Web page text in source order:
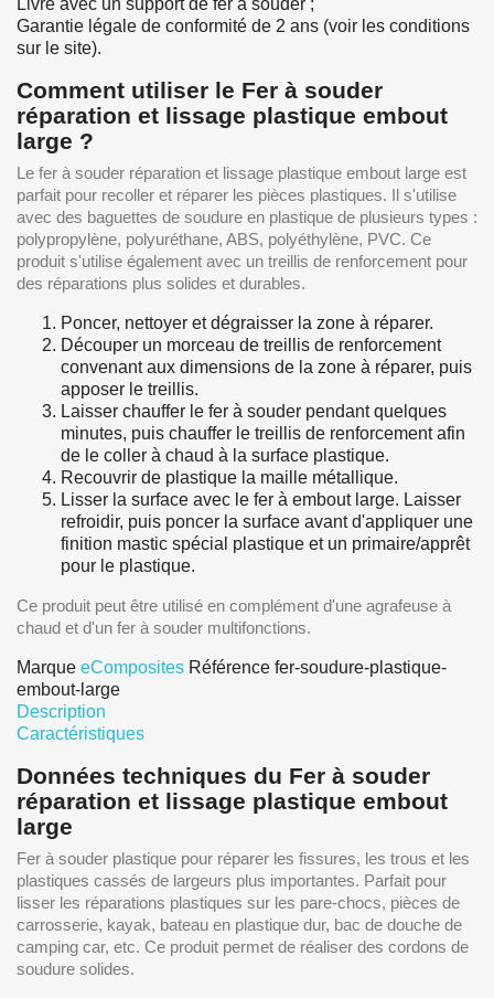
Livré avec un support de fer à souder ;
Garantie légale de conformité de 2 ans (voir les conditions
sur le site).
Comment utiliser le Fer à souder
réparation et lissage plastique embout
large ?
Le fer à souder réparation et lissage plastique embout large est
parfait pour recoller et réparer les pièces plastiques. Il s'utilise
avec des baguettes de soudure en plastique de plusieurs types :
polypropylène, polyuréthane, ABS, polyéthylène, PVC. Ce
produit s'utilise également avec un treillis de renforcement pour
des réparations plus solides et durables.
Poncer, nettoyer et dégraisser la zone à réparer.
Découper un morceau de treillis de renforcement
convenant aux dimensions de la zone à réparer, puis
apposer le treillis.
Laisser chauffer le fer à souder pendant quelques
minutes, puis chauffer le treillis de renforcement afin
de le coller à chaud à la surface plastique.
Recouvrir de plastique la maille métallique.
Lisser la surface avec le fer à embout large. Laisser
refroidir, puis poncer la surface avant d'appliquer une
finition mastic spécial plastique et un primaire/apprêt
pour le plastique.
Ce produit peut être utilisé en complément d'une agrafeuse à
chaud et d'un fer à souder multifonctions.
Marque eComposites Référence fer-soudure-plastique-
embout-large
Description
Caractéristiques
Données techniques du Fer à souder
réparation et lissage plastique embout
large
Fer à souder plastique pour réparer les fissures, les trous et les
plastiques cassés de largeurs plus importantes. Parfait pour
lisser les réparations plastiques sur les pare-chocs, pièces de
carrosserie, kayak, bateau en plastique dur, bac de douche de
camping car, etc. Ce produit permet de réaliser des cordons de
soudure solides.